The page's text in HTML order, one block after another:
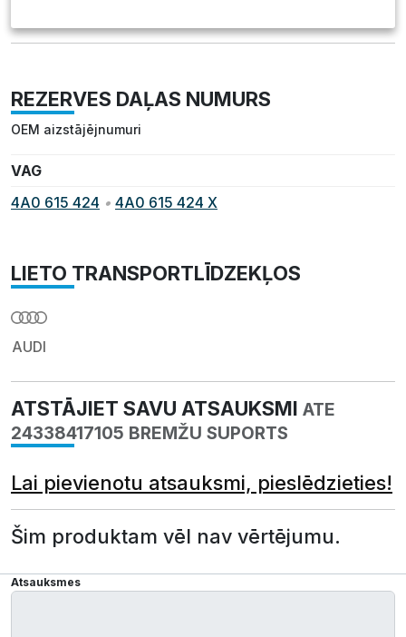
REZERVES DAĻAS NUMURS
OEM aizstājējnumuri
VAG
4A0 615 424 • 4A0 615 424 X
LIETO TRANSPORTLĪDZEKĻOS
AUDI
ATSTĀJIET SAVU ATSAUKSMI ATE
24338417105 BREMŽU SUPORTS
Lai pievienotu atsauksmi, pieslēdzieties!
Šim produktam vēl nav vērtējumu.
Atsauksmes